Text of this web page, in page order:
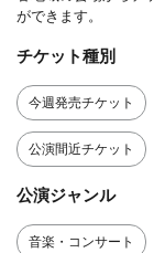
ができます。
チケット種別
今週発売チケット
公演間近チケット
公演ジャンル
音楽・コンサート